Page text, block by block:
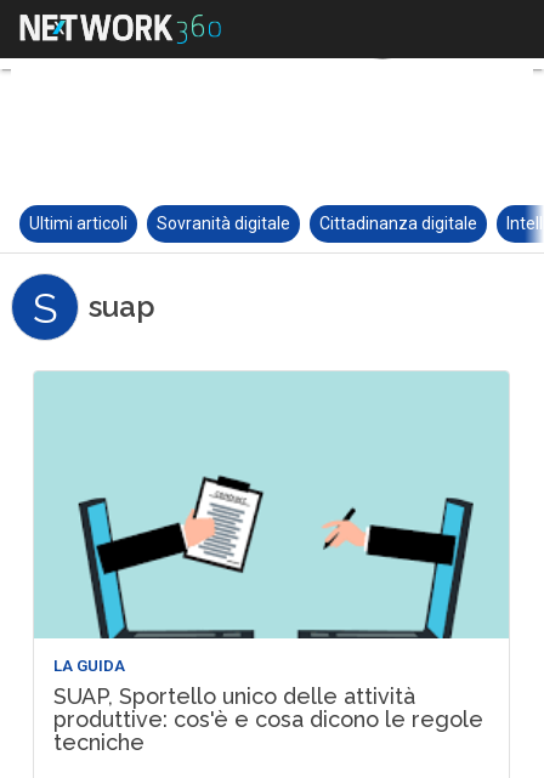
Ultimi articoli Sovranità digitale Cittadinanza digitale
S suap
LA GUIDA
SUAP, Sportello unico delle attività
produttive: cos'è e cosa dicono le regole
tecniche